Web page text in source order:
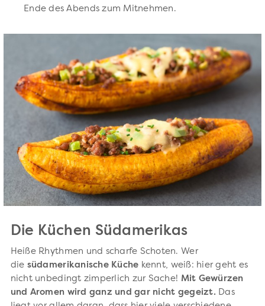
Ende des Abends zum Mitnehmen.
Die Küchen Südamerikas
Heiße Rhythmen und scharfe Schoten. Wer
die südamerikanische Küche kennt, weiß: hier geht es
nicht unbedingt zimperlich zur Sache! Mit Gewürzen
und Aromen wird ganz und gar nicht gegeizt. Das